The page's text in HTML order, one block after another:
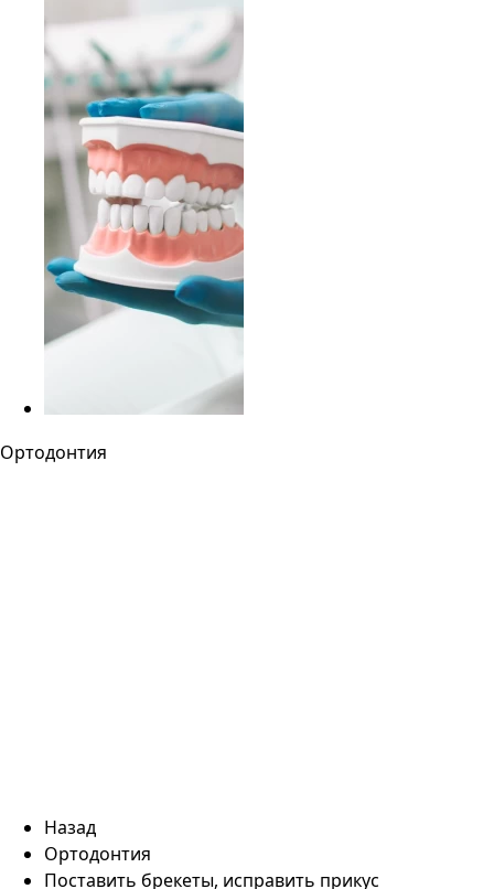
Ортодонтия
Назад
Ортодонтия
Поставить брекеты, исправить прикус